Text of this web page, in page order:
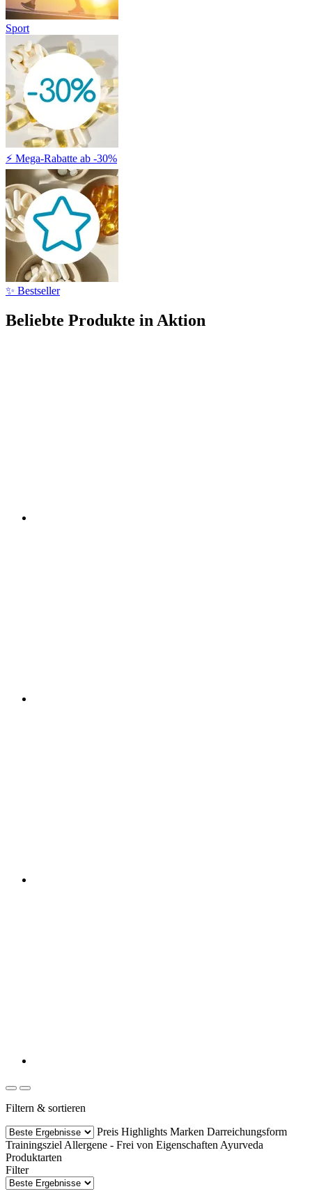
Sport
⚡ Mega-Rabatte ab -30%
✨ Bestseller
Beliebte Produkte in Aktion
Filtern & sortieren
Preis Highlights Marken Darreichungsform
TrainingszielAllergene - Frei von EigenschaftenAyurveda
Produktarten
Filter